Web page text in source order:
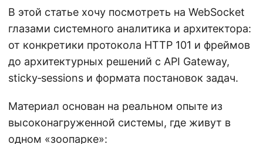
В этой статье хочу посмотреть на WebSocket
глазами системного аналитика и архитектора:
от конкретики протокола HTTP 101 и фреймов
до архитектурных решений с API Gateway,
sticky‑sessions и формата постановок задач.
Материал основан на реальном опыте из
высоконагруженной системы, где живут в
одном «зоопарке»: